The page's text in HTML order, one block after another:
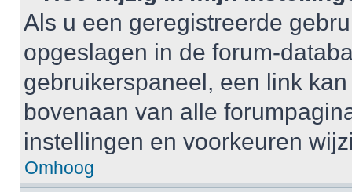
Als u een geregistreerde
opgeslagen in de forum-
gebruikerspaneel, een link
bovenaan van alle
instellingen en voorkeuren
Omhoog